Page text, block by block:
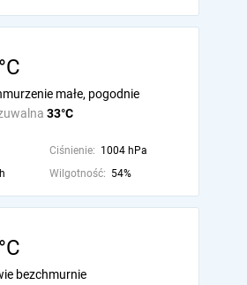
33°C
małe, pogodnie
Ciśnienie: 1004 hPa
Wilgotność: 54%
bezchmurnie